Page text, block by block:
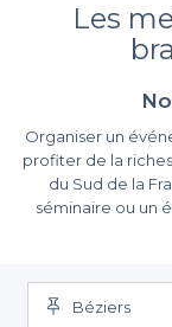
Les
Organiser un
profiter de la
du Sud de la
séminaire ou un
salle appropriée
chaleureuse,
En utilisant
Béziers